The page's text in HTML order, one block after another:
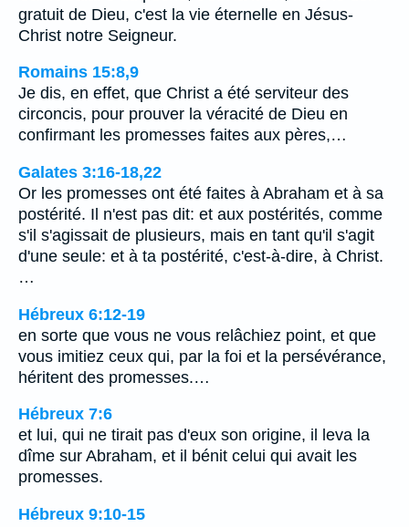
gratuit de Dieu, c'est la vie éternelle en Jésus-
Christ notre Seigneur.
Romains 15:8,9
Je dis, en effet, que Christ a été serviteur des
circoncis, pour prouver la véracité de Dieu en
confirmant les promesses faites aux pères,…
Galates 3:16-18,22
Or les promesses ont été faites à Abraham et à sa
postérité. Il n'est pas dit: et aux postérités, comme
s'il s'agissait de plusieurs, mais en tant qu'il s'agit
d'une seule: et à ta postérité, c'est-à-dire, à Christ.
…
Hébreux 6:12-19
en sorte que vous ne vous relâchiez point, et que
vous imitiez ceux qui, par la foi et la persévérance,
héritent des promesses.…
Hébreux 7:6
et lui, qui ne tirait pas d'eux son origine, il leva la
dîme sur Abraham, et il bénit celui qui avait les
promesses.
Hébreux 9:10-15